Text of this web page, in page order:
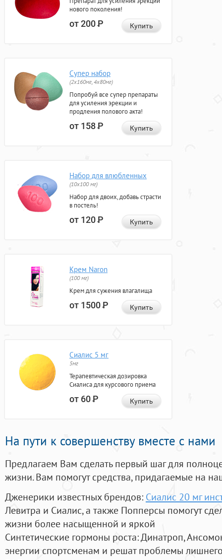
нового поколения!
от 200Р Купить
Супер набор
(2х160мг, 4х80мг)
Попробуй все супер препараты
для усиления эрекции и
продления полового акта!
от 158Р Купить
Набор для влюбленных
(10х100 мг)
Набор для двоих, добавь страсти
в постель!
от 120Р Купить
Крем Naron
(100 мг)
Крем для сужения влагалища
от 1500Р Купить
Сиалис 5 мг
5мг
Терапевтическая дозировка
Сиалиса для курсового приема
от 60Р Купить
На пути к совершенству вместе с нами
Предлагаем Вам сделать первый шаг для
жизни. Вам помогут средства, придагаемые на
Дженерики известных брендов: Сиалис 20 мг
Левитра и Сиалис, а также Попперсы помогут
жизни более насыщенной и яркой
Синтетические гормоны роста: Динатроп,
энергии спортсменам и решат проблемы